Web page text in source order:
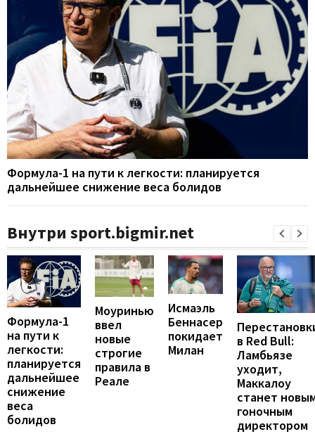
Формула-1 на пути к легкости: планируется
дальнейшее снижение веса болидов
Внутри sport.bigmir.net
Формула-1
на пути к
легкости:
планируется
дальнейшее
снижение
веса
болидов
Моуринью
ввел
новые
строгие
правила в
Реале
Исмаэль
Беннасер
покидает
Милан
в Red Bull:
Ламбьязе
уходит,
Маккалоу
станет
гоночным
директором